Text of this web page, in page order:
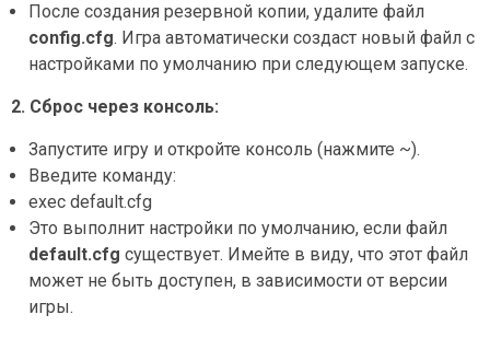
После создания резервной копии, удалите файл
config.cfg. Игра автоматически создаст новый файл с
настройками по умолчанию при следующем запуске.
2. Сброс через консоль:
Запустите игру и откройте консоль (нажмите ~).
Введите команду:
exec default.cfg
Это выполнит настройки по умолчанию, если файл
default.cfg существует. Имейте в виду, что этот файл
может не быть доступен, в зависимости от версии
игры.